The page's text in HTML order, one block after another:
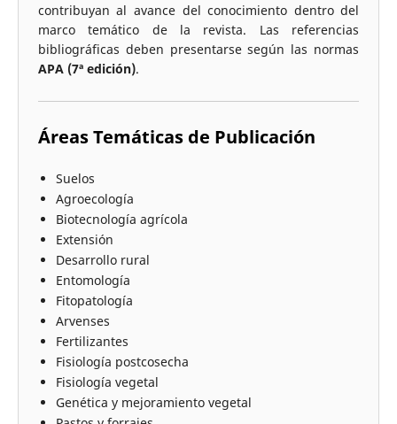
contribuyan al avance del conocimiento dentro del
marco temático de la revista. Las referencias
bibliográficas deben presentarse según las normas
APA (7ª edición).
Áreas Temáticas de Publicación
Suelos
Agroecología
Biotecnología agrícola
Extensión
Desarrollo rural
Entomología
Fitopatología
Arvenses
Fertilizantes
Fisiología postcosecha
Fisiología vegetal
Genética y mejoramiento vegetal